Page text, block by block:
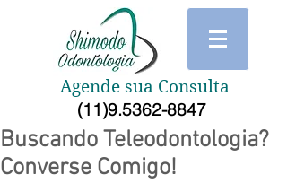
Agende sua Consulta
(11)9.5362-8847
Buscando Teleodontologia?
Converse Comigo!